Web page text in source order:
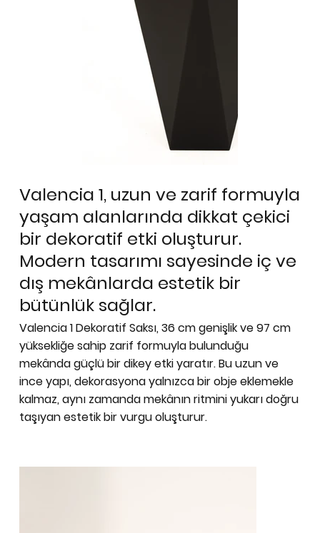
Valencia 1, uzun ve zarif formuyla
yaşam alanlarında dikkat çekici
bir dekoratif etki oluşturur.
Modern tasarımı sayesinde iç ve
dış mekânlarda estetik bir
bütünlük sağlar.
Valencia 1 Dekoratif Saksı, 36 cm genişlik ve 97 cm
yüksekliğe sahip zarif formuyla bulunduğu
mekânda güçlü bir dikey etki yaratır. Bu uzun ve
ince yapı, dekorasyona yalnızca bir obje eklemekle
kalmaz, aynı zamanda mekânın ritmini yukarı doğru
taşıyan estetik bir vurgu oluşturur.